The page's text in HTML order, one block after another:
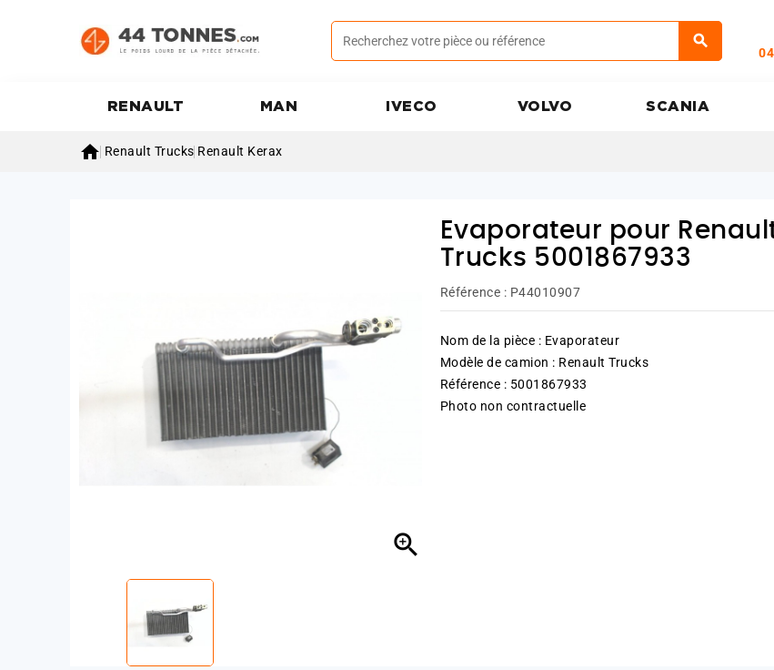
RENAULT MAN IVECO VOLVO SCANIA
 Renault Trucks Renault Kerax

Evaporateur pour
Trucks 5001867933
Référence : P44010907
Nom de la pièce : Evaporateur
Modèle de camion : Renault Trucks
Référence : 5001867933
Photo non contractuelle